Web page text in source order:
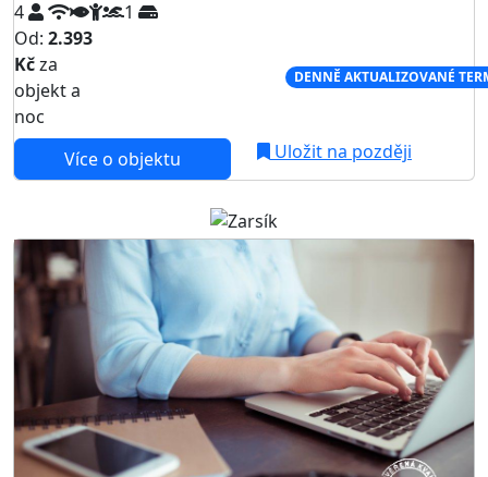
4
1
Od: 2.393
Kčza
objekt a
noc
DENNĚ AKTUALIZOVANÉ
Více o objektu Uložit na později